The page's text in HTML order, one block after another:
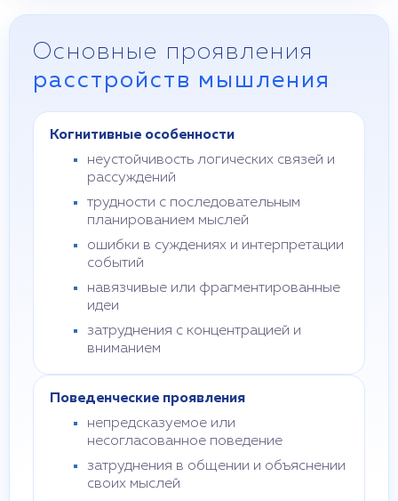
Основные проявления
расстройств мышления
Когнитивные особенности
неустойчивость логических связей и
рассуждений
трудности с последовательным
планированием мыслей
ошибки в суждениях и интерпретации
событий
навязчивые или фрагментированные
идеи
затруднения с концентрацией и
вниманием
Поведенческие проявления
непредсказуемое или
несогласованное поведение
затруднения в общении и объяснении
своих мыслей